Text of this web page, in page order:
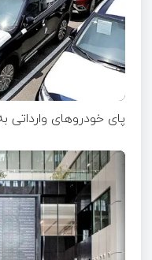
پای خودروهای